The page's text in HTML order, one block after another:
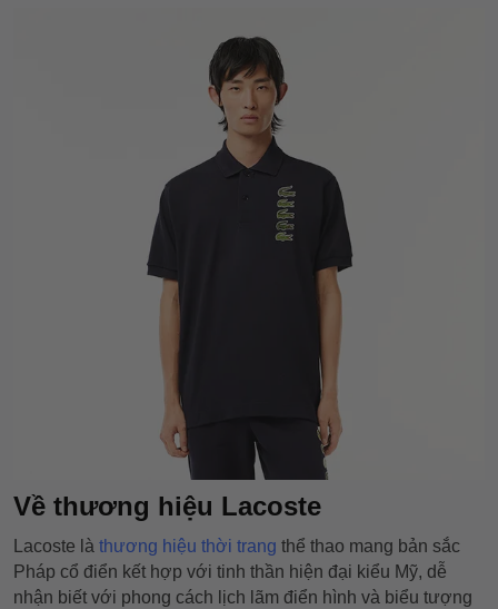
Về thương hiệu Lacoste
Lacoste là thương hiệu thời trang thể thao mang bản sắc
Pháp cổ điển kết hợp với tinh thần hiện đại kiểu Mỹ, dễ
nhận biết với phong cách lịch lãm điển hình và biểu tượng